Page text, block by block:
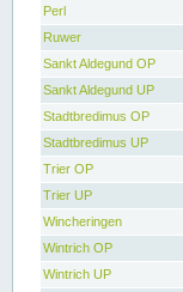
Perl
Ruwer
Sankt Aldegund OP
Sankt Aldegund UP
Stadtbredimus OP
Stadtbredimus UP
Trier OP
Trier UP
Wincheringen
Wintrich OP
Wintrich UP